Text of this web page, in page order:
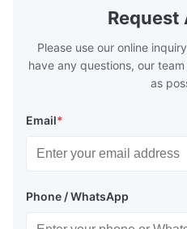
boilers is generally in the
range of 200°C – 250°C, so
Request
Please use our online
have any questions, our
as
Email*
Phone / WhatsApp